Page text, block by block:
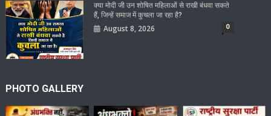
क्या मोदी जी उन शोषित महिलाओं से राखी बंधवा सकते
हैं, जिन्हें समाज में कुचला जा रहा है?
August 8, 2026 0
PHOTO GALLERY